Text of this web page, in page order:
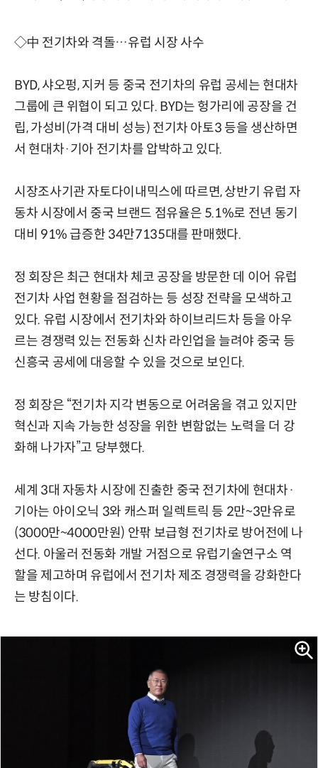
◇中 전기차와 격돌…유럽 시장 사수
BYD, 샤오펑, 지커 등 중국 전기차의 유럽 공세는 현대차
그룹에 큰 위협이 되고 있다. BYD는 헝가리에 공장을 건
립, 가성비(가격 대비 성능) 전기차 아토3 등을 생산하면
서 현대차·기아 전기차를 압박하고 있다.
시장조사기관 자토다이내믹스에 따르면, 상반기 유럽 자
동차 시장에서 중국 브랜드 점유율은 5.1%로 전년 동기
대비 91% 급증한 34만7135대를 판매했다.
정 회장은 최근 현대차 체코 공장을 방문한 데 이어 유럽
전기차 사업 현황을 점검하는 등 성장 전략을 모색하고
있다. 유럽 시장에서 전기차와 하이브리드차 등을 아우
르는 경쟁력 있는 전동화 신차 라인업을 늘려야 중국 등
신흥국 공세에 대응할 수 있을 것으로 보인다.
정 회장은 “전기차 지각 변동으로 어려움을 겪고 있지만
혁신과 지속 가능한 성장을 위한 변함없는 노력을 더 강
화해 나가자”고 당부했다.
세계 3대 자동차 시장에 진출한 중국 전기차에 현대차·
기아는 아이오닉 3와 캐스퍼 일렉트릭 등 2만~3만유로
(3000만~4000만원) 안팎 보급형 전기차로 방어전에 나
선다. 아울러 전동화 개발 거점으로 유럽기술연구소 역
할을 제고하며 유럽에서 전기차 제조 경쟁력을 강화한다
는 방침이다.